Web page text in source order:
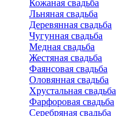
Кожаная свадьба
Льняная свадьба
Деревянная свадьба
Чугунная свадьба
Медная свадьба
Жестяная свадьба
Фаянсовая свадьба
Оловянная свадьба
Хрустальная свадьба
Фарфоровая свадьба
Серебряная свадьба